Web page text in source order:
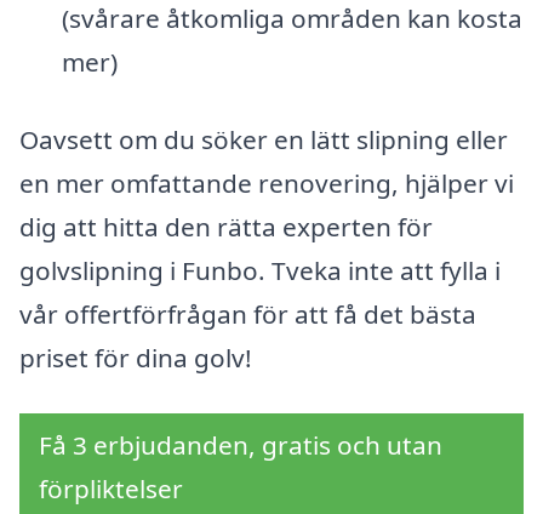
(svårare åtkomliga områden kan kosta
mer)
Oavsett om du söker en lätt slipning eller
en mer omfattande renovering, hjälper vi
dig att hitta den rätta experten för
golvslipning i Funbo. Tveka inte att fylla i
vår offertförfrågan för att få det bästa
priset för dina golv!
Få 3 erbjudanden, gratis och utan
förpliktelser